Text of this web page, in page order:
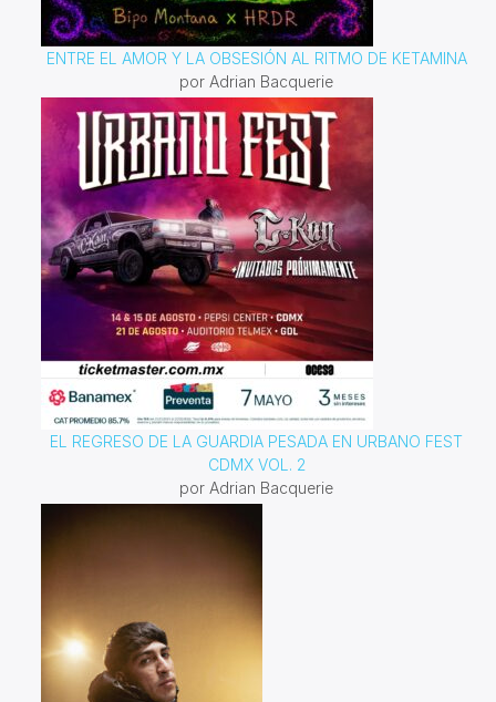
ENTRE EL AMOR Y LA OBSESIÓN AL RITMO DE KETAMINA
por Adrian Bacquerie
EL REGRESO DE LA GUARDIA PESADA EN URBANO FEST
CDMX VOL. 2
por Adrian Bacquerie